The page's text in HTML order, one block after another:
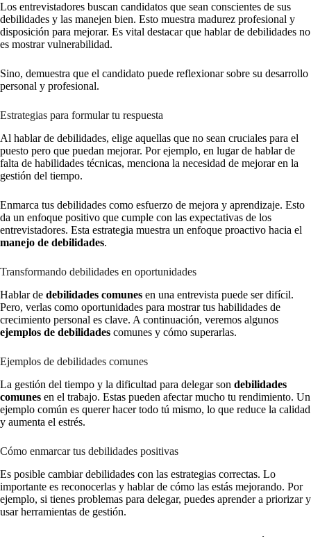
Los entrevistadores buscan candidatos que sean conscientes de sus
debilidades y las manejen bien. Esto muestra madurez profesional y
disposición para mejorar. Es vital destacar que hablar de debilidades no
es mostrar vulnerabilidad.
Sino, demuestra que el candidato puede reflexionar sobre su desarrollo
personal y profesional.
Estrategias para formular tu respuesta
Al hablar de debilidades, elige aquellas que no sean cruciales para el
puesto pero que puedan mejorar. Por ejemplo, en lugar de hablar de
falta de habilidades técnicas, menciona la necesidad de mejorar en la
gestión del tiempo.
Enmarca tus debilidades como esfuerzo de mejora y aprendizaje. Esto
da un enfoque positivo que cumple con las expectativas de los
entrevistadores. Esta estrategia muestra un enfoque proactivo hacia el
manejo de debilidades.
Transformando debilidades en oportunidades
Hablar de debilidades comunes en una entrevista puede ser difícil.
Pero, verlas como oportunidades para mostrar tus habilidades de
crecimiento personal es clave. A continuación, veremos algunos
ejemplos de debilidades comunes y cómo superarlas.
Ejemplos de debilidades comunes
La gestión del tiempo y la dificultad para delegar son debilidades
comunes en el trabajo. Estas pueden afectar mucho tu rendimiento. Un
ejemplo común es querer hacer todo tú mismo, lo que reduce la calidad
y aumenta el estrés.
Cómo enmarcar tus debilidades positivas
Es posible cambiar debilidades con las estrategias correctas. Lo
importante es reconocerlas y hablar de cómo las estás mejorando. Por
ejemplo, si tienes problemas para delegar, puedes aprender a priorizar y
usar herramientas de gestión.